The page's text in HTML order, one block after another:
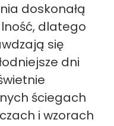
doskonałą
dlatego
się
dni
ściegach
i wzorach